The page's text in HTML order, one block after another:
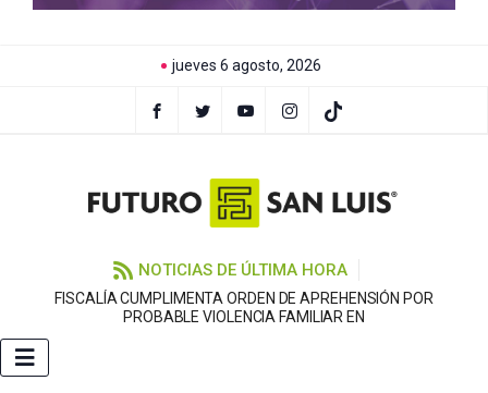
jueves 6 agosto, 2026
NOTICIAS DE ÚLTIMA HORA
FISCALÍA CUMPLIMENTA ORDEN DE APREHENSIÓN POR
PROBABLE VIOLENCIA FAMILIAR EN